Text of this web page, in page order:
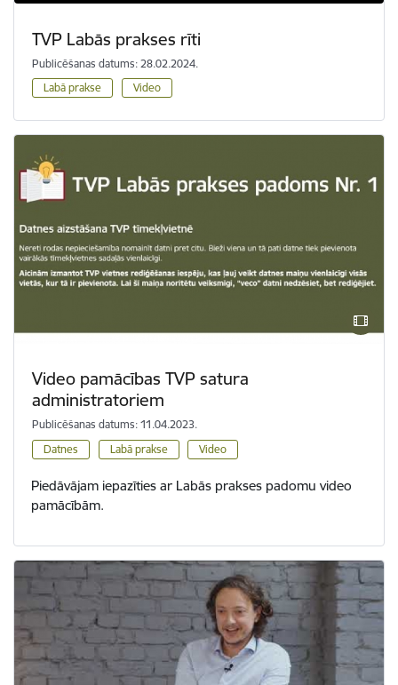
TVP Labās prakses rīti
Publicēšanas datums: 28.02.2024.
Labā prakse
Video
Video pamācības TVP satura
administratoriem
Publicēšanas datums: 11.04.2023.
Datnes
Labā prakse Video
Piedāvājam iepazīties ar Labās prakses padomu video
pamācībām.